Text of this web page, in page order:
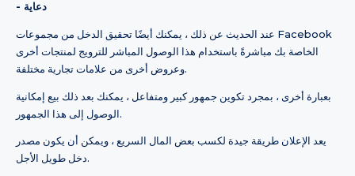
- دعاية
عند الحديث عن ذلك ، يمكنك أيضًا تحقيق الدخل من مجموعات Facebook
الخاصة بك مباشرةً باستخدام هذا الوصول المباشر للترويج لمنتجات أخرى
وعروض أخرى من علامات تجارية مختلفة.
بعبارة أخرى ، بمجرد تكوين جمهور كبير ومتفاعل ، يمكنك بعد ذلك بيع إمكانية
الوصول إلى هذا الجمهور.
يعد الإعلان طريقة جيدة لكسب بعض المال السريع ، ويمكن أن يكون مصدر
دخل طويل الأجل.